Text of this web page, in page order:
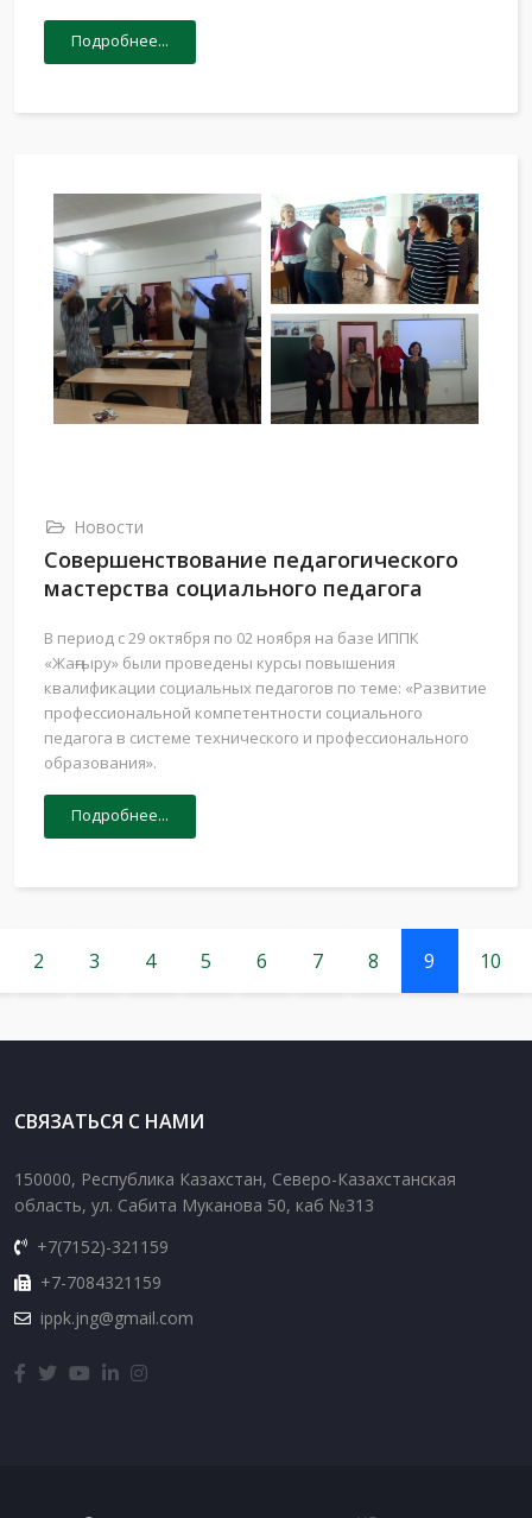
Подробнее...
Новости
Совершенствование педагогического
мастерства социального педагога
В период с 29 октября по 02 ноября на базе ИППК
«Жаңғыру» были проведены курсы повышения
квалификации социальных педагогов по теме: «Развитие
профессиональной компетентности социального
педагога в системе технического и профессионального
образования».
Подробнее...
2 3 4 5 6 7 8 9 10
СВЯЗАТЬСЯ С НАМИ
150000, Республика Казахстан, Северо-Казахстанская
область, ул. Сабита Муканова 50, каб №313
+7(7152)-321159
+7-7084321159
ippk.jng@gmail.com